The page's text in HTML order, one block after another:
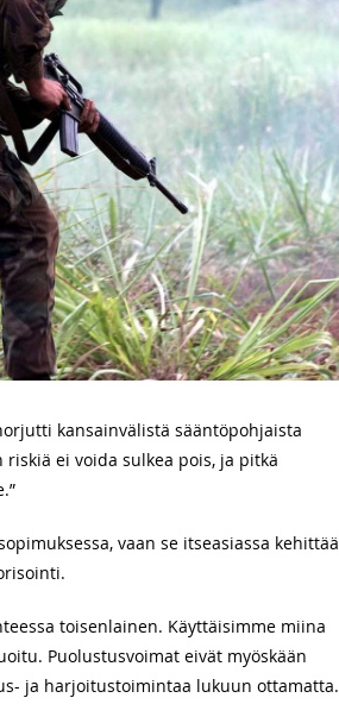
kansainvälistä sääntöpohjaista
ei voida sulkea pois, ja pitkä
vaan se itseasiassa kehittää
toisenlainen. Käyttäisimme miina
Puolustusvoimat eivät myöskään
ja harjoitustoimintaa lukuun ottamatta.